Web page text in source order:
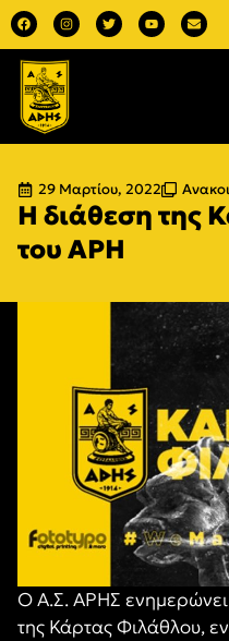
29 Μαρτίου, 2022
Η διάθεση της
του ΑΡΗ
Ο Α.Σ. ΑΡΗΣ ενημερώνει
της Κάρτας Φιλάθλου,